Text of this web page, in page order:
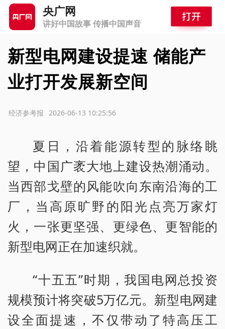
央广网
讲好中国故事 传播中国声音
新型电网建设提速 储能产
业打开发展新空间
2026-06-13 10:25:56
经济参考报
夏日，沿着能源转型的脉络眺
望，中国广袤大地上建设热潮涌动。
当西部戈壁的风能吹向东南沿海的工
厂，当高原旷野的阳光点亮万家灯
火，一张更坚强、更绿色、更智能的
新型电网正在加速织就。
“十五五”时期，我国电网总投资
规模预计将突破5万亿元。新型电网建
设全面提速，不仅带动了特高压工